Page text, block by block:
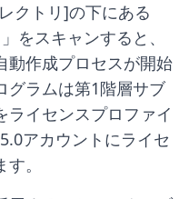
クトリ]の下にある
をスキャンすると、
動作成プロセスが開始
グラムは第1階層サブ
ライセンスプロファイ
アカウントにライセ
。